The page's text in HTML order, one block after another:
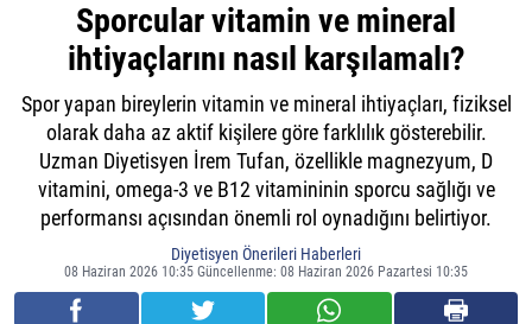
Sporcular vitamin ve mineral
ihtiyaçlarını nasıl karşılamalı?
Spor yapan bireylerin vitamin ve mineral ihtiyaçları, fiziksel
olarak daha az aktif kişilere göre farklılık gösterebilir.
Uzman Diyetisyen İrem Tufan, özellikle magnezyum, D
vitamini, omega-3 ve B12 vitamininin sporcu sağlığı ve
performansı açısından önemli rol oynadığını belirtiyor.
Diyetisyen Önerileri Haberleri
08 Haziran 2026 10:35 Güncellenme: 08 Haziran 2026 Pazartesi 10:35